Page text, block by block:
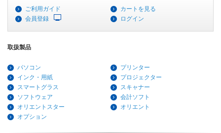
ご利用ガイド
カートを見る
会員登録
ログイン
取扱製品
パソコン
プリンター
インク・用紙
プロジェクター
スマートグラス
スキャナー
ソフトウェア
会計ソフト
オリエントスター
オリエント
オプション